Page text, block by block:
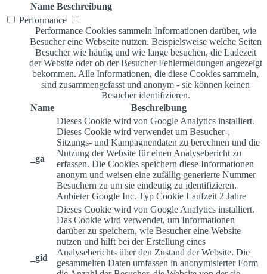
Name Beschreibung
Performance
Performance Cookies sammeln Informationen darüber, wie
Besucher eine Webseite nutzen. Beispielsweise welche Seiten
Besucher wie häufig und wie lange besuchen, die Ladezeit
der Website oder ob der Besucher Fehlermeldungen angezeigt
bekommen. Alle Informationen, die diese Cookies sammeln,
sind zusammengefasst und anonym - sie können keinen
Besucher identifizieren.
Name
Beschreibung
_ga
Dieses Cookie wird von Google Analytics installiert.
Dieses Cookie wird verwendet um Besucher-,
Sitzungs- und Kampagnendaten zu berechnen und die
Nutzung der Website für einen Analysebericht zu
erfassen. Die Cookies speichern diese Informationen
anonym und weisen eine zufällig generierte Nummer
Besuchern zu um sie eindeutig zu identifizieren.
Anbieter Google Inc. Typ Cookie Laufzeit 2 Jahre
_gid
Dieses Cookie wird von Google Analytics installiert.
Das Cookie wird verwendet, um Informationen
darüber zu speichern, wie Besucher eine Website
nutzen und hilft bei der Erstellung eines
Analyseberichts über den Zustand der Website. Die
gesammelten Daten umfassen in anonymisierter Form